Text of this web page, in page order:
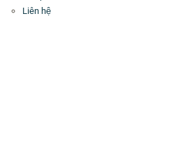
Liên hệ